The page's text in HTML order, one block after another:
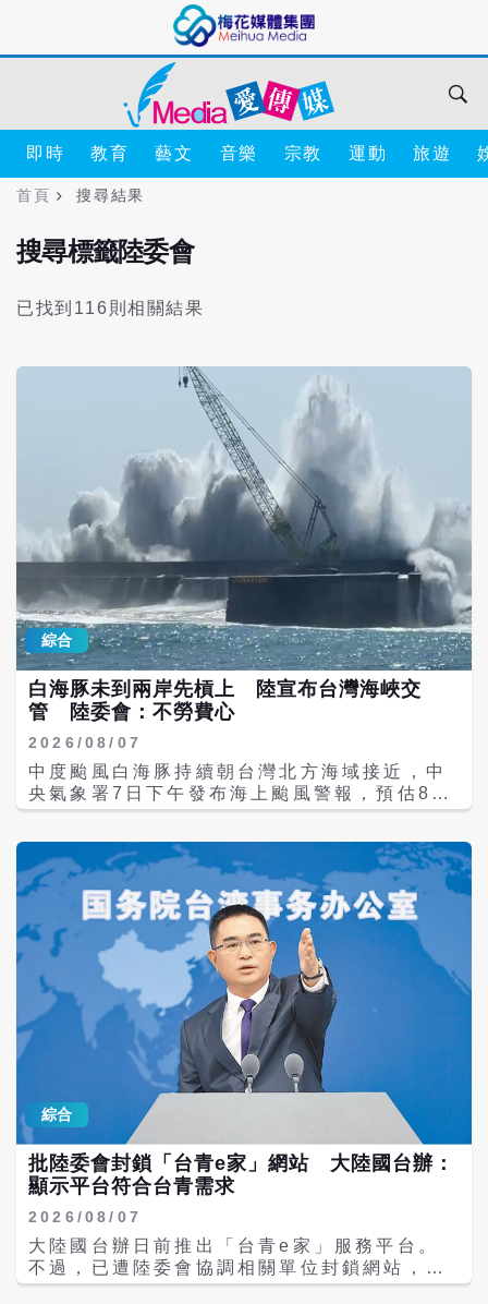
即時 教育 藝文 音樂 宗教 運動 旅遊
首頁 搜尋結果
搜尋標籤陸委會
已找到116則相關結果
綜合
白海豚未到兩岸先槓上 陸宣布台灣海峽交
管 陸委會：不勞費心
2026/08/07
中度颱風白海豚持續朝台灣北方海域接近，中
央氣象署7日下午發布海上颱風警報，預估8日
將是颱風最接近台灣的時刻，北部及中部山區
陸廣東海事局以颱風可能影響台灣海峽航行安
全為由，宣布對經台灣海峽南口北上的船舶實
施交通管制，引發陸委會強烈反彈，雙方再度
隔空交鋒。 中央氣象署表示，白海豚7日晚間
8時中心位於台北東北東方約620公里海面，以
每小時約12公里速度朝西北西方向移動，中心
氣壓950百帕，近中心最大平均風速每秒40公
尺，暴風圈持續擴大。依目前路徑研判，8日
將最接近台灣，北部海域及陸地天氣將明顯受
到影響，不排除最快8日晚間針對馬祖發布陸
上颱風警報。 受到颱風外圍環流影響，中國大
陸廣東海事局表示，依據氣象預報，白海豚通
過琉球群島後將進入東海，並朝華東沿海靠
近，台灣海峽及周邊海域將受風浪影響。廣東
海事局宣布，自8月6日晚間6時起，對經台灣
海峽南口北上的船舶實施交通管制，並要求相
關船舶選擇安全水域避風，配合海事單位指
會發布聲明表示，中方以颱風為由宣布對涉及
台灣海峽相關海域實施交通管制，相關作法涉
綜合
批陸委會封鎖「台青e家」網站 大陸國台辦：
顯示平台符合台青需求
2026/08/07
大陸國台辦日前推出「台青e家」服務平台。
不過，已遭陸委會協調相關單位封鎖網站，引
發兩岸隔空交鋒。國台辦發言人陳斌華7日以